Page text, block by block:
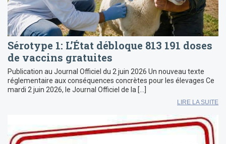
Sérotype 1: L’État débloque 813 191 doses
de vaccins gratuites
Publication au Journal Officiel du 2 juin 2026 Un nouveau texte
réglementaire aux conséquences concrètes pour les élevages Ce
mardi 2 juin 2026, le Journal Officiel de la […]
LIRE LA SUITE